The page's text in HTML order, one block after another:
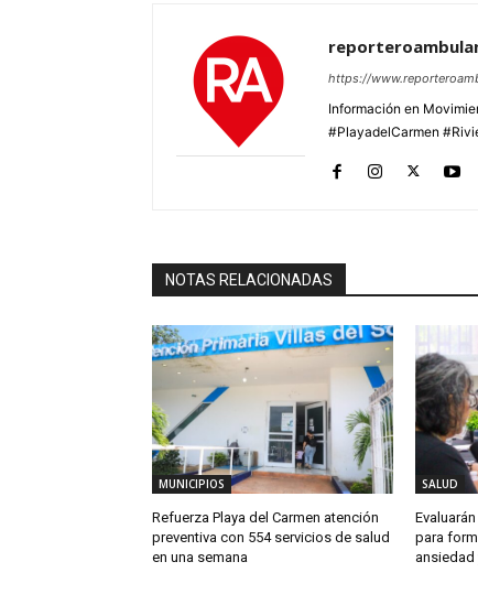
https://
Información en
#PlayadelCarmen
NOTAS RELACIONADAS
MUNICIPIOS
Refuerza Playa del Carmen atención
preventiva con 554 servicios de salud
en una semana
SALUD
para
ansiedad